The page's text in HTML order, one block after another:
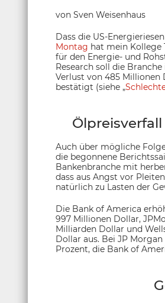
von Sven Weisenhaus
Dass die US-
Montag hat mein Kollege
für den Energie- und
Research soll die
Verlust von 485 Millionen
bestätigt (siehe „
Auch über mögliche
die begonnene
Bankenbranche mit
dass aus Angst vor
natürlich zu Lasten der
Die Bank of America
997 Millionen Dollar,
Milliarden Dollar und
Dollar aus. Bei JP
Prozent, die Bank of